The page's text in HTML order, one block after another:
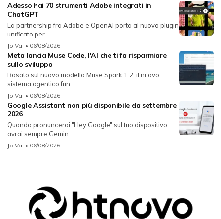
Adesso hai 70 strumenti Adobe integrati in
ChatGPT
La partnership fra Adobe e OpenAI porta al nuovo plugin
unificato per...
Jo Val • 06/08/2026
Meta lancia Muse Code, l'AI che ti fa risparmiare
sullo sviluppo
Basato sul nuovo modello Muse Spark 1.2, il nuovo
sistema agentico fun...
Jo Val • 06/08/2026
Google Assistant non più disponibile da settembre
2026
Quando pronuncerai "Hey Google" sul tuo dispositivo
avrai sempre Gemin...
Jo Val • 06/08/2026